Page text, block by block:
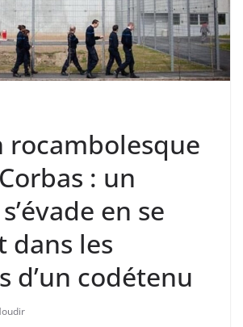
rocambolesque
: un
en se
dans les
d’un codétenu